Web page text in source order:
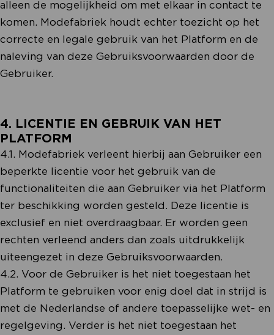
alleen de mogelijkheid om met elkaar in contact te
komen. Modefabriek houdt echter toezicht op het
correcte en legale gebruik van het Platform en de
naleving van deze Gebruiksvoorwaarden door de
Gebruiker.
4. LICENTIE EN GEBRUIK VAN HET
PLATFORM
4.1. Modefabriek verleent hierbij aan Gebruiker een
beperkte licentie voor het gebruik van de
functionaliteiten die aan Gebruiker via het Platform
ter beschikking worden gesteld. Deze licentie is
exclusief en niet overdraagbaar. Er worden geen
rechten verleend anders dan zoals uitdrukkelijk
uiteengezet in deze Gebruiksvoorwaarden.
4.2. Voor de Gebruiker is het niet toegestaan het
Platform te gebruiken voor enig doel dat in strijd is
met de Nederlandse of andere toepasselijke wet- en
regelgeving. Verder is het niet toegestaan het